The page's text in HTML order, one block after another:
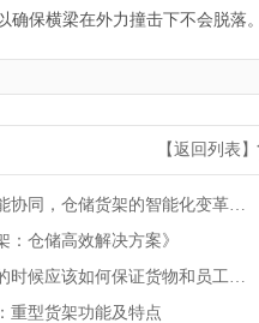
保横梁在外力撞击下不会脱落。
【返回列表】
从传统存储到智能协同，仓储货架的智能化变革赋能物流升级
：仓储高效解决方案》
在使用重型货架的时候应该如何保证货物和员工的安全
重型货架功能及特点